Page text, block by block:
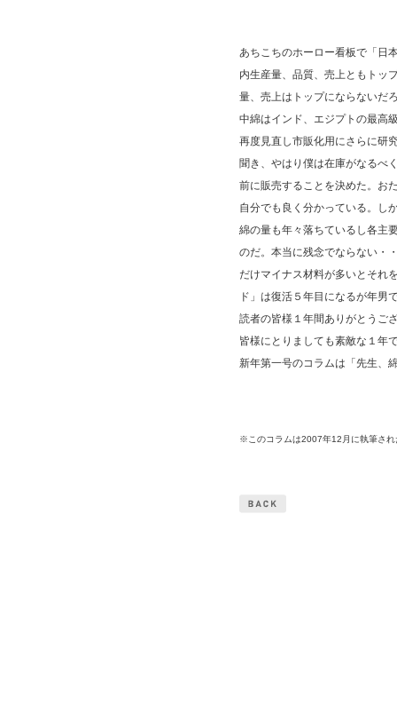
あちこちのホーロー看板で「日
内生産量、品質、売上ともトッ
量、売上はトップにならないだ
中綿はインド、エジプトの最高
再度見直し市販化用にさらに研
聞き、やはり僕は在庫がなるべ
前に販売することを決めた。お
自分でも良く分かっている。し
綿の量も年々落ちているし各主
のだ。本当に残念でならない・
だけマイナス材料が多いとそれ
ド」は復活５年目になるが年男
読者の皆様１年間ありがとうご
皆様にとりましても素敵な１年
新年第一号のコラムは「先生、
※このコラムは2007年12月に執筆され